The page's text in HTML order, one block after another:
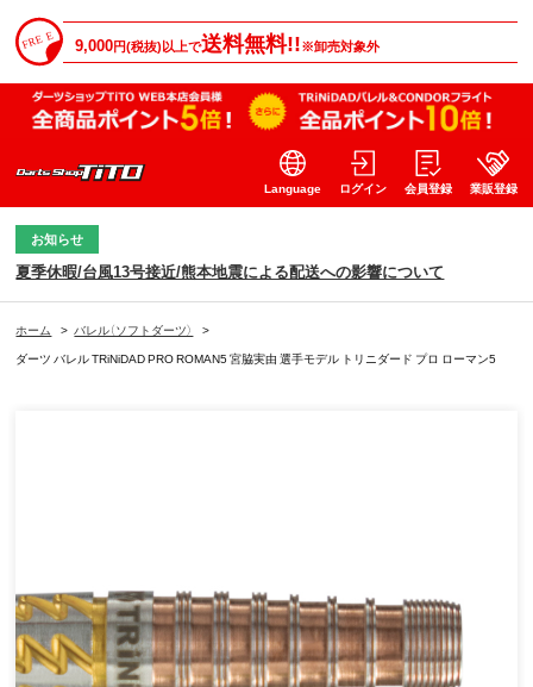
9,000円(税抜)以上で送料無料!!※卸売対象外
Language ログイン 会員登録 業販登録
お知らせ
夏季休暇/台風13号接近/熊本地震による配送への影響について
ホーム > バレル（ソフトダーツ）
>
ダーツ バレル TRiNiDAD PRO ROMAN5 宮脇実由 選手モデル トリニダード プロ ローマン5